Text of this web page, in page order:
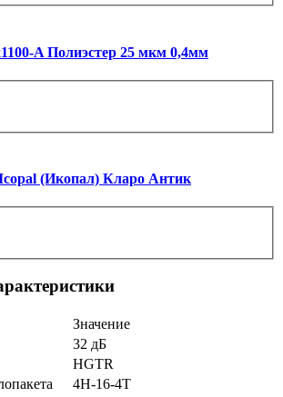
A Полиэстер 25 мкм 0,4мм
(Икопал) Кларо Антик
Значение
32 дБ
HGTR
4H-16-4T